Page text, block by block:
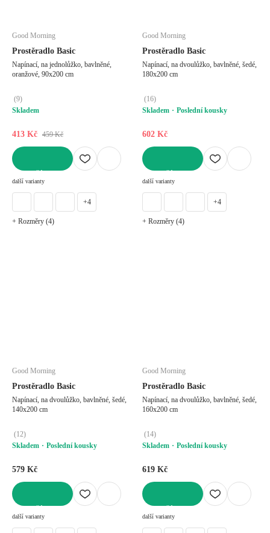
Good Morning
Prostěradlo Basic
Napínací, na jednolůžko, bavlněné,
oranžové, 90x200 cm
(9)
Skladem
413 Kč 459 Kč
další varianty
+4
+ Rozměry (4)
Good Morning
Prostěradlo Basic
Napínací, na dvoulůžko, bavlněné, šedé,
180x200 cm
(16)
Skladem
Poslední kousky
602 Kč
další varianty
+4
+ Rozměry (4)
Good Morning
Prostěradlo Basic
Napínací, na dvoulůžko, bavlněné, šedé,
140x200 cm
(12)
Skladem
Poslední kousky
579 Kč
další varianty
Good Morning
Prostěradlo Basic
Napínací, na dvoulůžko, bavlněné, šedé,
160x200 cm
(14)
Skladem
Poslední kousky
619 Kč
další varianty